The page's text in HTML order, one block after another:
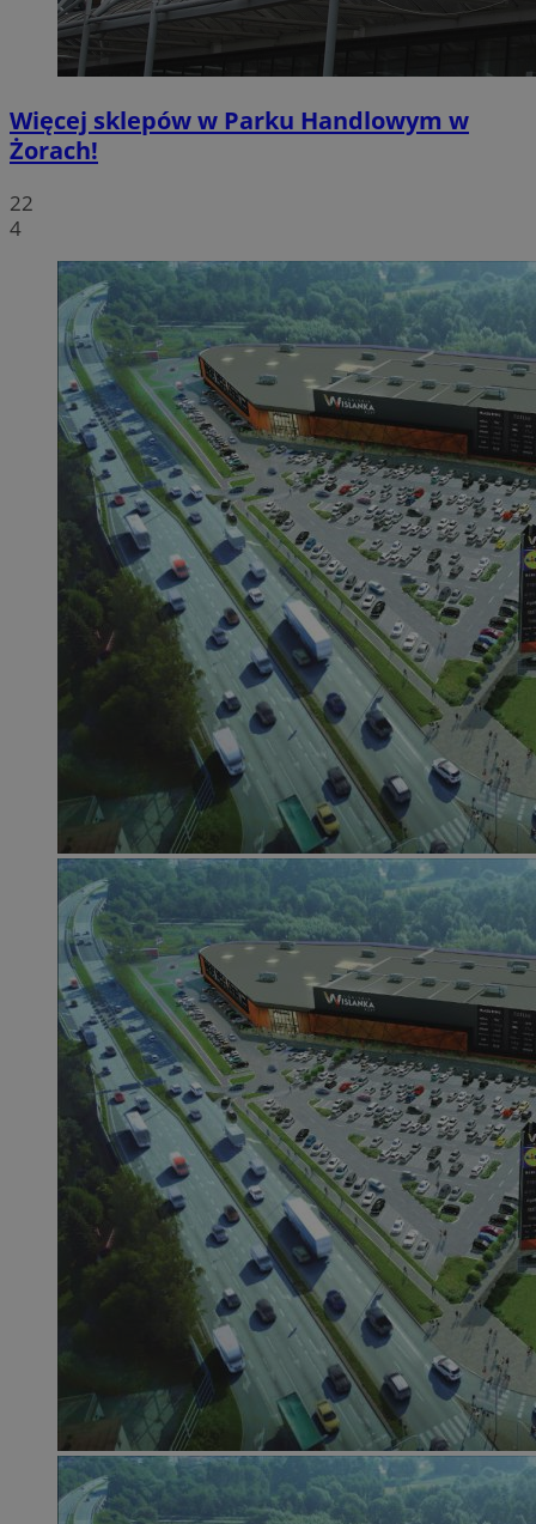
Więcej sklepów w Parku Handlowym w
Żorach!
22
4